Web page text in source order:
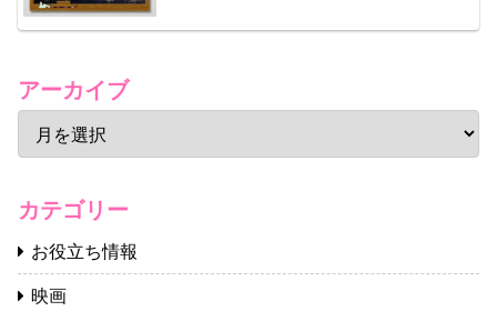
アーカイブ
カテゴリー
お役立ち情報
映画